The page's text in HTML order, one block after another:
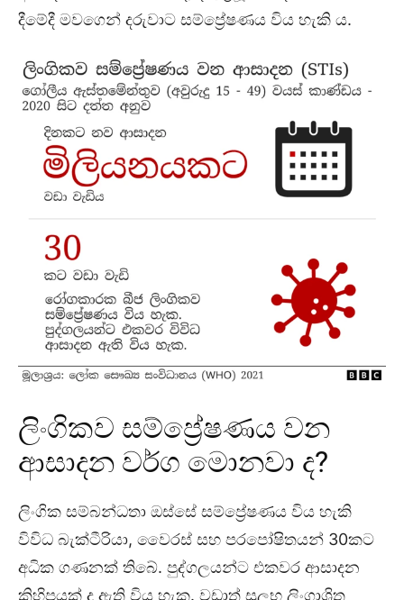
දීමේදී මවගෙන් දරුවාට සම්ප්‍රේෂණය විය හැකි ය.
ලිංගිකව සම්ප්‍රේෂණය වන
ආසාදන වර්ග මොනවා ද?
ලිංගික සම්බන්ධතා ඔස්සේ සම්ප්‍රේෂණය විය හැකි
විවිධ බැක්ටීරියා, වෛරස් සහ පරපෝෂිතයන් 30කට
අධික ගණනක් තිබේ. පුද්ගලයන්ට එකවර ආසාදන
කිහිපයක් ද ඇති විය හැක. වඩාත් සුලභ ලිංගාශ්‍රිත